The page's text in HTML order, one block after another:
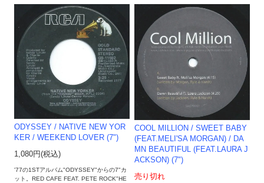
ODYSSEY / NATIVE NEW YOR
KER / WEEKEND LOVER (7")
1,080円(税込)
'77の1STアルバム"ODYSSEY"からの7"カ
ット。RED CAFE FEAT. PETE ROCK"HE
COOL MILLION ‎/ SWEET BABY
(FEAT.MELI'SA MORGAN) / DA
MN BEAUTIFUL (FEAT.LAURA J
ACKSON) (7")
売り切れ